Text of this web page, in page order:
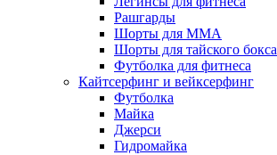
Рашгарды
Шорты для MMA
Шорты для тайского бокса
Футболка для фитнеса
Кайтсерфинг и вейксерфинг
Футболка
Майка
Джерси
Гидромайка